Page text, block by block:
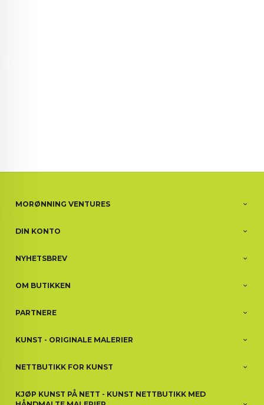
MORØNNING VENTURES
DIN KONTO
NYHETSBREV
OM BUTIKKEN
PARTNERE
KUNST - ORIGINALE MALERIER
NETTBUTIKK FOR KUNST
KJØP KUNST PÅ NETT - KUNST NETTBUTIKK MED